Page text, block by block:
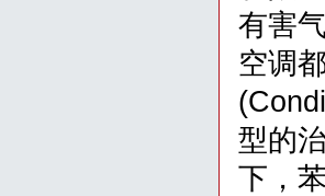
有害
空调
型的
下，